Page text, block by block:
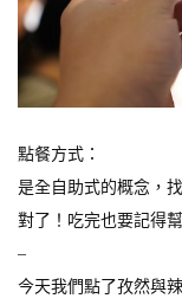
點餐方式：
是全自助式的概念，
對了！吃完也要記得
–
今天我們點了孜然與